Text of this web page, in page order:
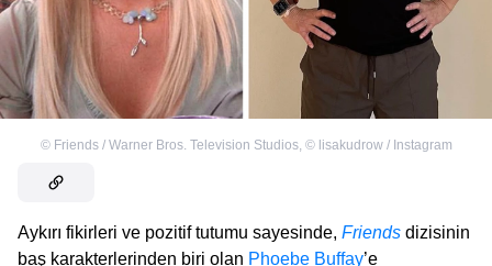
© Friends / Warner Bros. Television Studios, © lisakudrow / Instagram
Aykırı fikirleri ve pozitif tutumu sayesinde, Friends dizisinin
baş karakterlerinden biri olan Phoebe Buffay’e